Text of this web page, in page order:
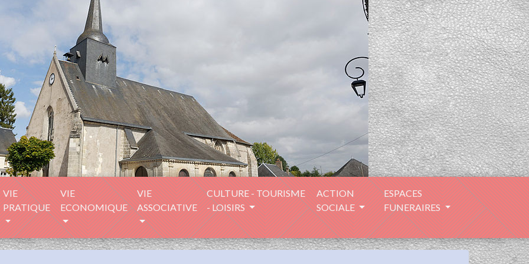
VIE
PRATIQUE
VIE
ECONOMIQUE
VIE
ASSOCIATIVE
CULTURE - TOURISME
- LOISIRS
ACTION
SOCIALE
ESPACES
FUNERAIRES